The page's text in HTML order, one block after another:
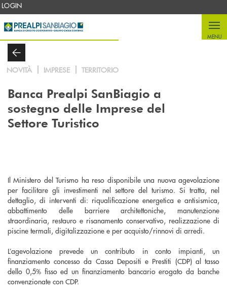
Salta al contenuto principale
LOGIN
MENU
NOVITÀ IMPRESE TERRITORIO
Banca Prealpi SanBiagio a
sostegno delle Imprese del
Settore Turistico
Il Ministero del Turismo ha reso disponibile una nuova agevolazione
per facilitare gli investimenti nel settore del turismo. Si tratta, nel
dettaglio, di interventi di: riqualificazione energetica e antisismica,
abbattimento delle barriere architettoniche, manutenzione
straordinaria, restauro e risanamento conservativo, realizzazione di
piscine termali, digitalizzazione e per acquisto/rinnovi di arredi.
L’agevolazione prevede un contributo in conto impianti, un
finanziamento concesso da Cassa Depositi e Prestiti (CDP) al tasso
dello 0,5% fisso ed un finanziamento bancario erogato da banche
convenzionate con CDP.